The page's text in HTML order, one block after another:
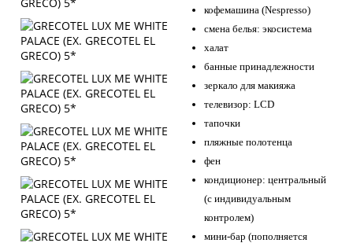
кофемашина (Nespresso)
смена белья: экосистема
халат
банные принадлежности
зеркало для макияжа
телевизор: LCD
тапочки
пляжные полотенца
фен
кондиционер: центральный
(с индивидуальным
контролем)
мини-бар (пополняется